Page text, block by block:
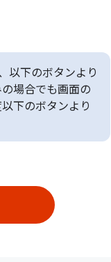
以下のボタンより
場合でも画面の
下のボタンより